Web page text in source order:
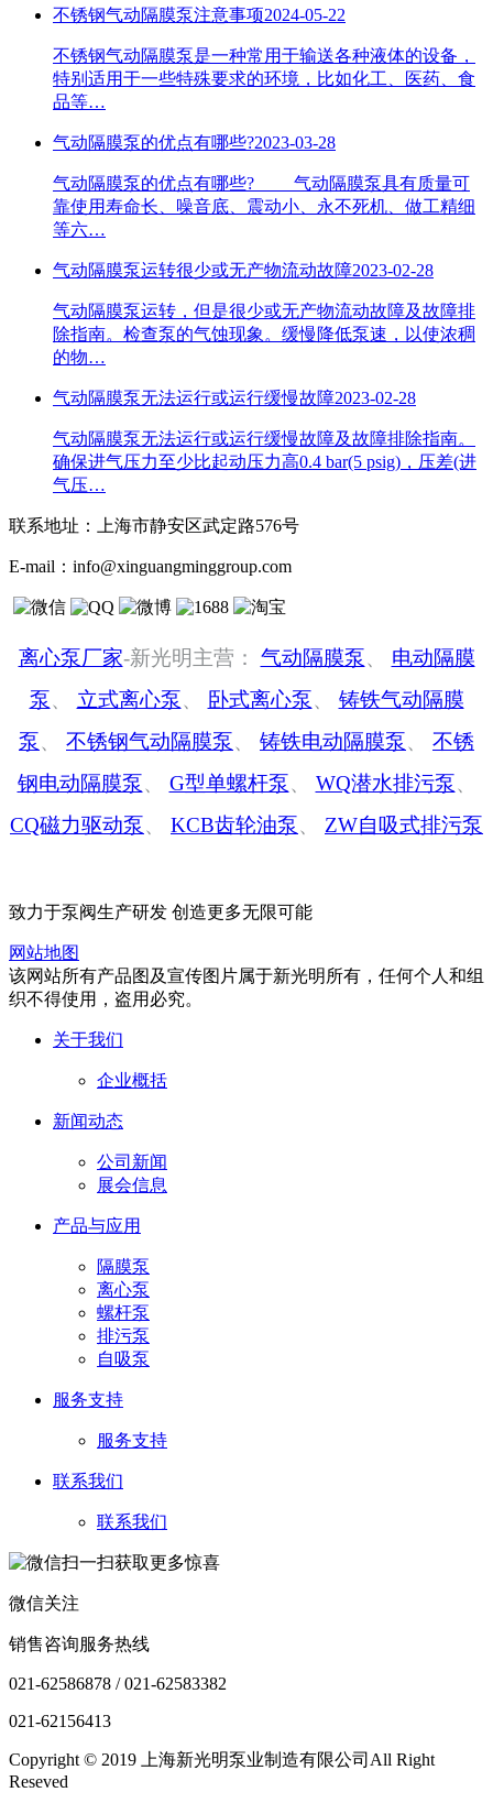
不锈钢气动隔膜泵注意事项2024-05-22
不锈钢气动隔膜泵是一种常用于输送各种液体的设备，
特别适用于一些特殊要求的环境，比如化工、医药、食
品等…
气动隔膜泵的优点有哪些?2023-03-28
气动隔膜泵的优点有哪些? 气动隔膜泵具有质量可
靠使用寿命长、噪音底、震动小、永不死机、做工精细
等六…
气动隔膜泵运转很少或无产物流动故障2023-02-28
气动隔膜泵运转，但是很少或无产物流动故障及故障排
除指南。检查泵的气蚀现象。缓慢降低泵速，以使浓稠
的物…
气动隔膜泵无法运行或运行缓慢故障2023-02-28
气动隔膜泵无法运行或运行缓慢故障及故障排除指南。
确保进气压力至少比起动压力高0.4 bar(5 psig)，压差(进
气压…
联系地址： 上海市静安区武定路576号
E-mail： info@xinguangminggroup.com
离心泵厂家-新光明主营： 气动隔膜泵、 电动隔膜
泵、 立式离心泵、 卧式离心泵、 铸铁气动隔膜
泵、 不锈钢气动隔膜泵、 铸铁电动隔膜泵、 不锈
钢电动隔膜泵、 G型单螺杆泵、 WQ潜水排污泵、
CQ磁力驱动泵、 KCB齿轮油泵、 ZW自吸式排污泵
致力于泵阀生产研发 创造更多无限可能
网站地图
该网站所有产品图及宣传图片属于新光明所有，任何个人和组
织不得使用，盗用必究。
关于我们
企业概括
新闻动态
公司新闻
展会信息
产品与应用
隔膜泵
离心泵
螺杆泵
排污泵
自吸泵
服务支持
服务支持
联系我们
联系我们
微信关注
销售咨询服务热线
021-62586878 / 021-62583382
021-62156413
Copyright © 2019 上海新光明泵业制造有限公司All Right
Reseved